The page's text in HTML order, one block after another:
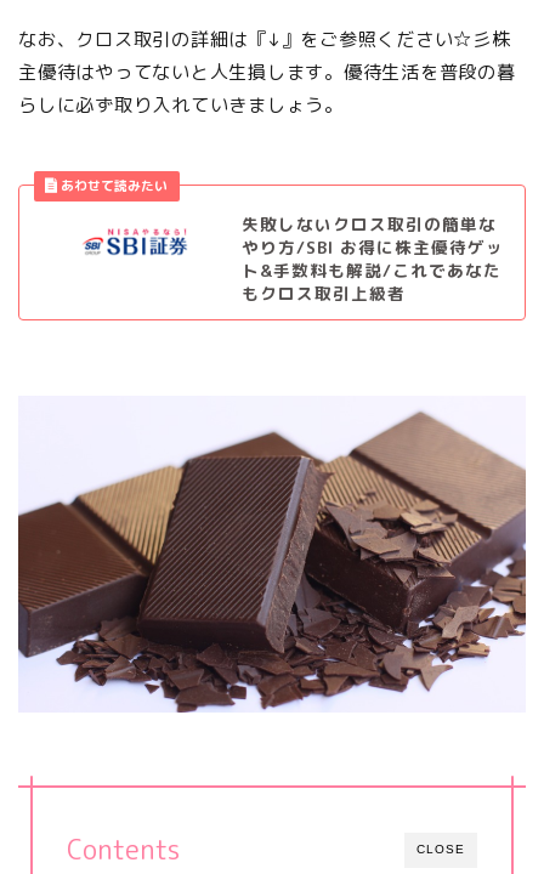
なお、クロス取引の詳細は『↓』をご参照ください☆彡株
主優待はやってないと人生損します。優待生活を普段の暮
らしに必ず取り入れていきましょう。
失敗しないクロス取引の簡単な
やり方/SBI お得に株主優待ゲッ
ト&手数料も解説/これであなた
もクロス取引上級者
CLOSE
Contents